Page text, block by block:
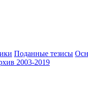
Поданные тезисы
2003-2019